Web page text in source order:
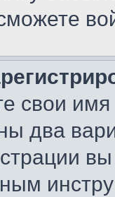
свои
два